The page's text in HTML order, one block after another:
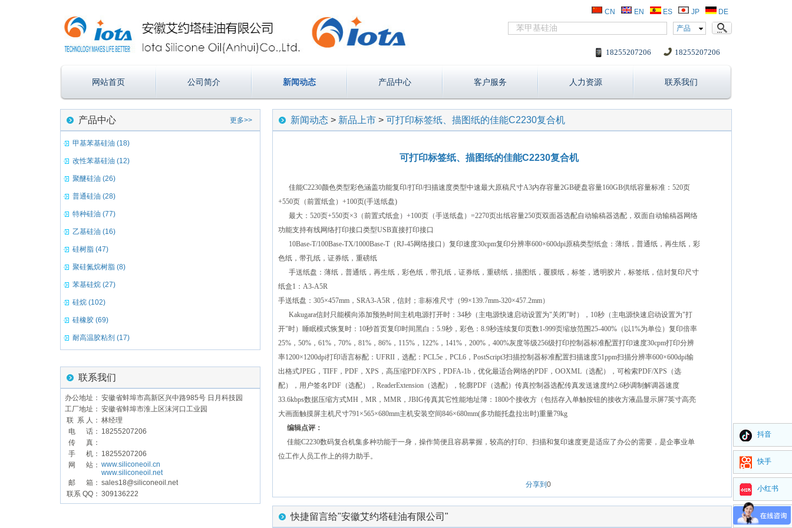
CN EN ES JP
DE
产品
18255207206
18255207206
网站首页 公司简介 新闻动态 产品中心 客户服务 人力资源 联系我们
产品中心 更多>>
甲基苯基硅油 (18)
改性苯基硅油 (12)
聚醚硅油 (26)
普通硅油 (28)
特种硅油 (77)
乙基硅油 (16)
硅树脂 (47)
聚硅氮烷树脂 (8)
苯基硅烷 (27)
硅烷 (102)
硅橡胶 (69)
耐高温胶粘剂 (17)
联系我们
办公地址： 安徽省蚌埠市高新区兴中路985号 日月科技园
工厂地址： 安徽省蚌埠市淮上区沫河口工业园
联 系 人： 林经理
电 话： 18255207206
传 真：
手 机： 18255207206
网 站： www.siliconeoil.cn
www.siliconeoil.net
邮 箱： sales18@siliconeoil.net
联系 QQ： 309136222
新闻动态 > 新品上市 > 可打印标签纸、描图纸的佳能C2230复合机
可打印标签纸、描图纸的佳能C2230复合机
佳能C2230颜色类型彩色涵盖功能复印/打印/扫描速度类型中速最大原稿尺寸A3内存容量2GB硬盘容量160GB供纸容量标准：520页
+550页（前置纸盒）+100页(手送纸盘)
最大：520页+550页×3（前置式纸盒）+100页（手送纸盘）=2270页出纸容量250页双面器选配自动输稿器选配，双面自动输稿器网络
功能支持有线网络打印接口类型USB直接打印接口
10Base-T/100Base-TX/1000Base-T（RJ-45网络接口）复印速度30cpm复印分辨率600×600dpi原稿类型纸盒：薄纸，普通纸，再生纸，彩
色纸，带孔纸，证券纸，重磅纸
手送纸盘：薄纸，普通纸，再生纸，彩色纸，带孔纸，证券纸，重磅纸，描图纸，覆膜纸，标签，透明胶片，标签纸，信封复印尺寸
纸盒1：A3-A5R
手送纸盘：305×457mm，SRA3-A5R，信封；非标准尺寸（99×139.7mm-320×457.2mm）
Kakugara信封只能横向添加预热时间主机电源打开时：34秒（主电源快速启动设置为"关闭"时），10秒（主电源快速启动设置为"打
开"时）睡眠模式恢复时：10秒首页复印时间黑白：5.9秒，彩色：8.9秒连续复印页数1-999页缩放范围25-400%（以1%为单位）复印倍率
25%，50%，61%，70%，81%，86%，115%，122%，141%，200%，400%灰度等级256级打印控制器标准配置打印速度30cpm打印分辨
率1200×1200dpi打印语言标配：UFRII，选配：PCL5e，PCL6，PostScript3扫描控制器标准配置扫描速度51ppm扫描分辨率600×600dpi输
出格式JPEG，TIFF，PDF，XPS，高压缩PDF/XPS，PDFA-1b，优化最适合网络的PDF，OOXML（选配），可检索PDF/XPS（选
配），用户签名PDF（选配），ReaderExtension（选配），轮廓PDF（选配）传真控制器选配传真发送速度约2.6秒调制解调器速度
33.6kbps数据压缩方式MH，MR，MMR，JBIG传真其它性能地址簿：1800个接收方（包括存入单触按钮的接收方液晶显示屏7英寸高亮
大画面触摸屏主机尺寸791×565×680mm主机安装空间846×680mm(多功能托盘拉出时)重量79kg
编辑点评：
佳能C2230数码复合机集多种功能于一身，操作简便且容易掌握，较高的打印、扫描和复印速度更是适应了办公的需要，是企事业单
位工作人员工作上的得力助手。
分享到 0
快捷留言给"安徽艾约塔硅油有限公司"
抖音
快手
小红书
视频号